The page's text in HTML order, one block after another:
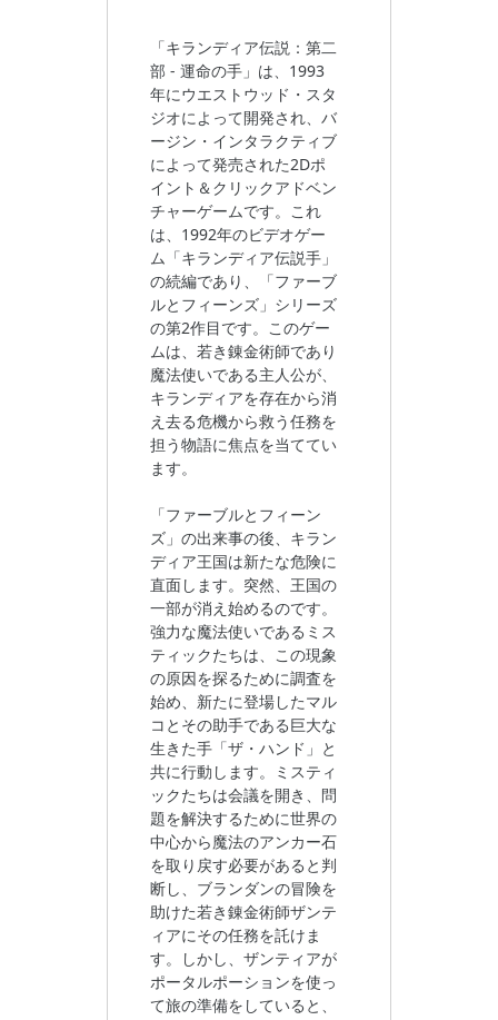
「キランディア伝説：第二
部 - 運命の手」は、1993
年にウエストウッド・スタ
ジオによって開発され、バ
ージン・インタラクティブ
によって発売された2Dポ
イント＆クリックアドベン
チャーゲームです。これ
は、1992年のビデオゲー
ム「キランディア伝説手」
の続編であり、「ファーブ
ルとフィーンズ」シリーズ
の第2作目です。このゲー
ムは、若き錬金術師であり
魔法使いである主人公が、
キランディアを存在から消
え去る危機から救う任務を
担う物語に焦点を当ててい
ます。
「ファーブルとフィーン
ズ」の出来事の後、キラン
ディア王国は新たな危険に
直面します。突然、王国の
一部が消え始めるのです。
強力な魔法使いであるミス
ティックたちは、この現象
の原因を探るために調査を
始め、新たに登場したマル
コとその助手である巨大な
生きた手「ザ・ハンド」と
共に行動します。ミスティ
ックたちは会議を開き、問
題を解決するために世界の
中心から魔法のアンカー石
を取り戻す必要があると判
断し、ブランダンの冒険を
助けた若き錬金術師ザンテ
ィアにその任務を託けま
す。しかし、ザンティアが
ポータルポーションを使っ
て旅の準備をしていると、